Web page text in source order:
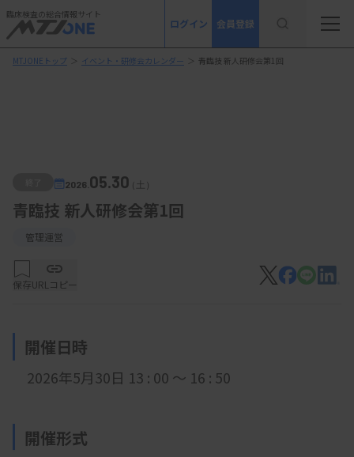
臨床検査の総合情報サイト
ログイン 会員登録
MTJONEトップ ＞ イベント・研修会カレンダー ＞ 青臨技 新人研修会第1回
2026. 05.30（土）
青臨技 新人研修会第1回
管理運営
保存URLコピー
開催日時
2026年5月30日 13 : 00 ～ 16 : 50
開催形式